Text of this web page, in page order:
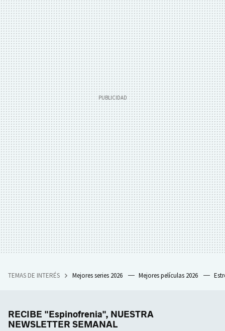
TEMAS DE INTERÉS Mejores series 2026 Mejores películas 2026
RECIBE "Espinofrenia", NUESTRA
NEWSLETTER SEMANAL